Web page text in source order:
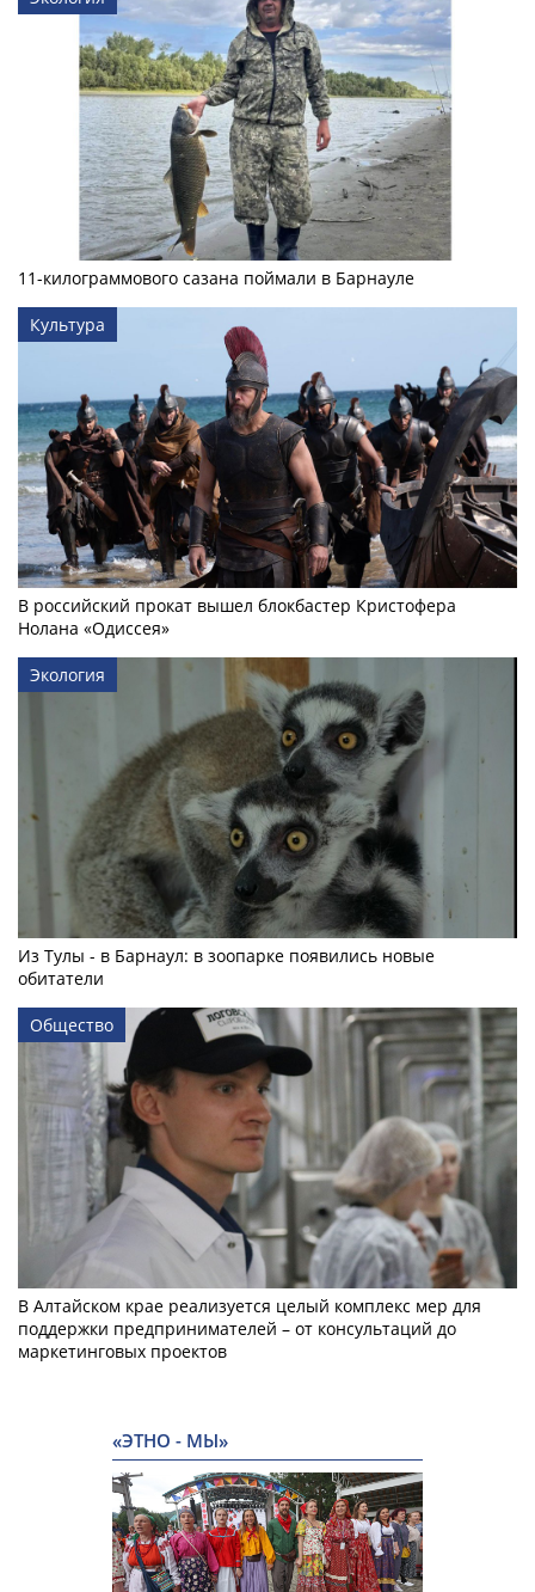
11-килограммового сазана поймали в Барнауле
Культура
В российский прокат вышел блокбастер Кристофера
Нолана «Одиссея»
Экология
Из Тулы - в Барнаул: в зоопарке появились новые
обитатели
Общество
В Алтайском крае реализуется целый комплекс мер для
поддержки предпринимателей – от консультаций до
маркетинговых проектов
«ЭТНО - МЫ»